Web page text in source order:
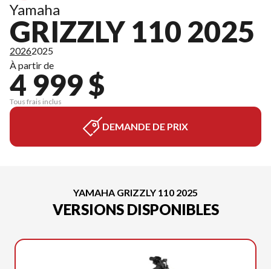
Yamaha
GRIZZLY 110 2025
20262025
À partir de
4 999 $
Tous frais inclus
DEMANDE DE PRIX
YAMAHA GRIZZLY 110 2025
VERSIONS DISPONIBLES